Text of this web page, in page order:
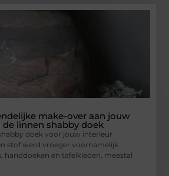
make-over aan jouw
linnen shabby doek
doek voor jouw interieur
stof werd vroeger voornamelijk
handdoeken en tafelkleden, meestal